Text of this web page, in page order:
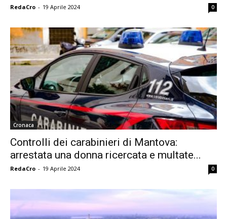
RedaCro - 19 Aprile 2024 0
Cronaca
Controlli dei carabinieri di Mantova:
arrestata una donna ricercata e multate...
RedaCro - 19 Aprile 2024 0